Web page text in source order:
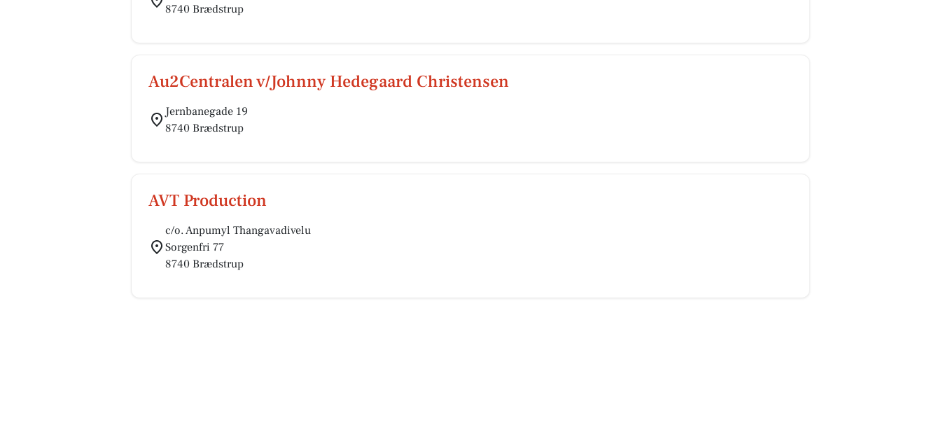
8740 Brædstrup
Au2Centralen v/Johnny Hedegaard Christensen
Jernbanegade 19
8740 Brædstrup
AVT Production
c/o. Anpumyl Thangavadivelu
Sorgenfri 77
8740 Brædstrup